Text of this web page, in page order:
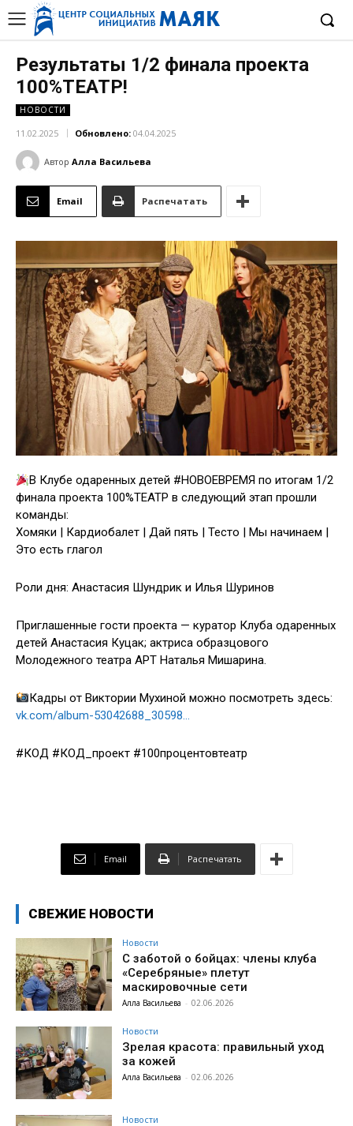
Результаты 1/2 финала проекта
100%ТЕАТР!
НОВОСТИ
11.02.2025 Обновлено: 04.04.2025
Автор Алла Васильева
Email Распечатать
В Клубе одаренных детей #НОВОЕВРЕМЯ по итогам 1/2
финала проекта 100%ТЕАТР в следующий этап прошли
команды:
Хомяки | Кардиобалет | Дай пять | Тесто | Мы начинаем |
Это есть глагол
Роли дня: Анастасия Шундрик и Илья Шуринов
Приглашенные гости проекта — куратор Клуба одаренных
детей Анастасия Куцак; актриса образцового
Молодежного театра АРТ Наталья Мишарина.
Кадры от Виктории Мухиной можно посмотреть здесь:
vk.com/album-53042688_30598…
#КОД #КОД_проект #100процентовтеатр
Email Распечатать
СВЕЖИЕ НОВОСТИ
Новости
С заботой о бойцах: члены клуба
«Серебряные» плетут
маскировочные сети
Алла Васильева - 02.06.2026
Новости
Зрелая красота: правильный уход
за кожей
Алла Васильева - 02.06.2026
Новости